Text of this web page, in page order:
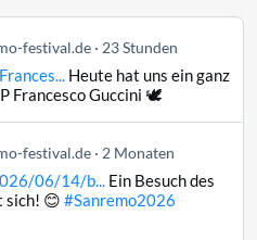
festival.de 23 Stunden
Heute hat uns ein ganz
Francesco Guccini 🕊️
festival.de 2 Monaten
06/14/b...Ein Besuch des
sich! 😊 #Sanremo2026